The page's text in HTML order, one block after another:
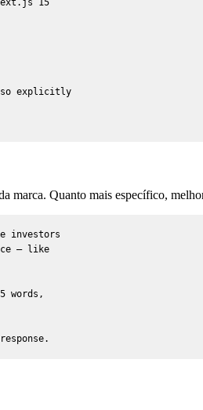
so explicitly
marca. Quanto mais específico,
investors
— like
words,